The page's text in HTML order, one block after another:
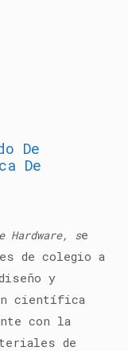
De
De
Hardware, se
de colegio a
y
científica
con la
de